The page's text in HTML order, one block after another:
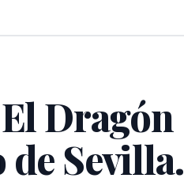
Dragón
de Sevilla.